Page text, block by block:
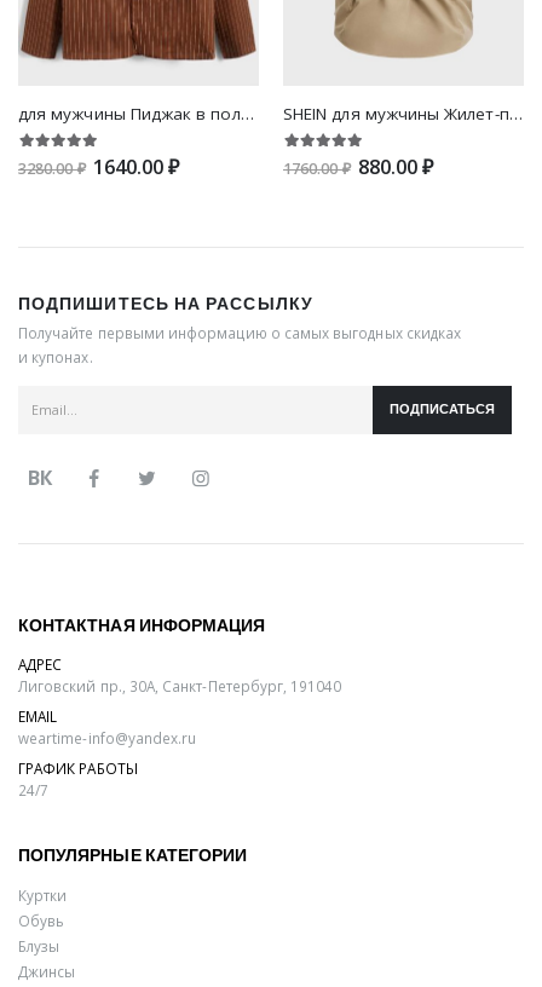
для мужчины Пиджак в полоску однобортный
3280.00 ₽ 1640.00 ₽
SHEIN для мужчины Жилет-пиджак на пуговицах
1760.00 ₽ 880.00 ₽
ПОДПИШИТЕСЬ НА РАССЫЛКУ
Получайте первыми информацию о самых выгодных скидках
и купонах.
ПОДПИСАТЬСЯ
ВК
КОНТАКТНАЯ ИНФОРМАЦИЯ
АДРЕС
Лиговский пр., 30А, Санкт-Петербург, 191040
EMAIL
weartime-info@yandex.ru
ГРАФИК РАБОТЫ
24/7
ПОПУЛЯРНЫЕ КАТЕГОРИИ
Куртки
Обувь
Блузы
Джинсы